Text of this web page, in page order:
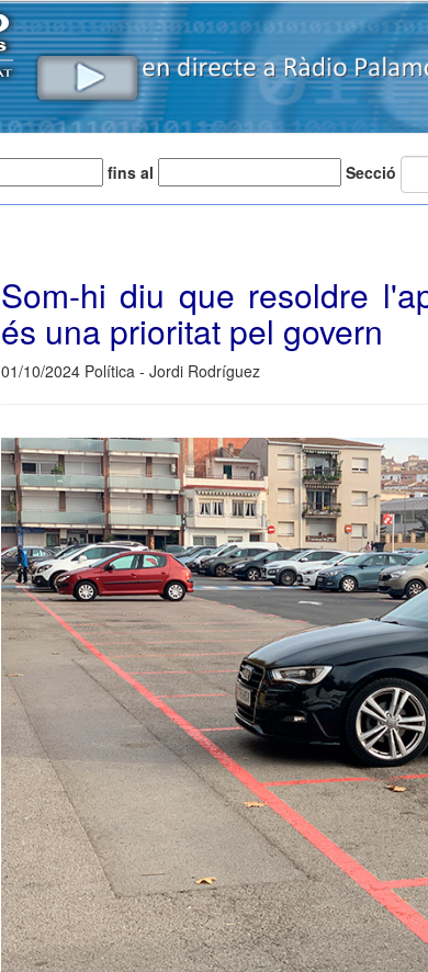
fins al Secció
Som-hi diu que resoldre
és una prioritat pel govern
01/10/2024 Política - Jordi Rodríguez